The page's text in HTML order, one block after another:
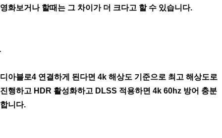
영화보거나 할때는 그 차이가 더 크다고 할 수 있습니다.
디아블로4 연결하게 된다면 4k 해상도 기준으로 최고 해상도로
진행하고 HDR 활성화하고 DLSS 적용하면 4k 60hz 방어 충분
합니다.